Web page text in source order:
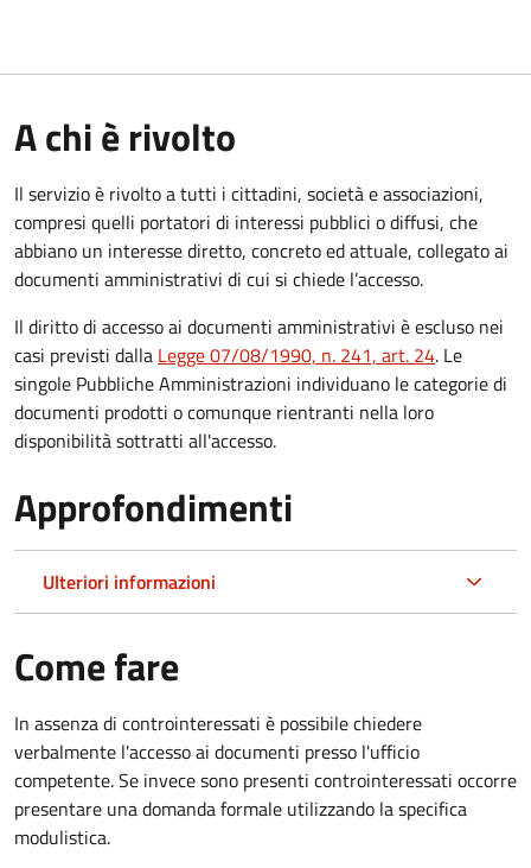
A chi è rivolto
Il servizio è rivolto a tutti i cittadini, società e associazioni,
compresi quelli portatori di interessi pubblici o diffusi, che
abbiano un interesse diretto, concreto ed attuale, collegato ai
documenti amministrativi di cui si chiede l’accesso.
Il diritto di accesso ai documenti amministrativi è escluso nei
casi previsti dalla Legge 07/08/1990, n. 241, art. 24. Le
singole Pubbliche Amministrazioni individuano le categorie di
documenti prodotti o comunque rientranti nella loro
disponibilità sottratti all'accesso.
Approfondimenti
Ulteriori informazioni
Come fare
In assenza di controinteressati è possibile chiedere
verbalmente l'accesso ai documenti presso l'ufficio
competente. Se invece sono presenti controinteressati occorre
presentare una domanda formale utilizzando la specifica
modulistica.